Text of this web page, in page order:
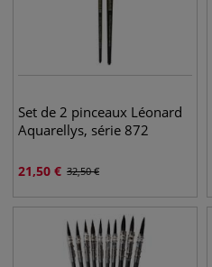
Set de 2 pinceaux Léonard
Aquarellys, série 872
21,50 € 32,50€